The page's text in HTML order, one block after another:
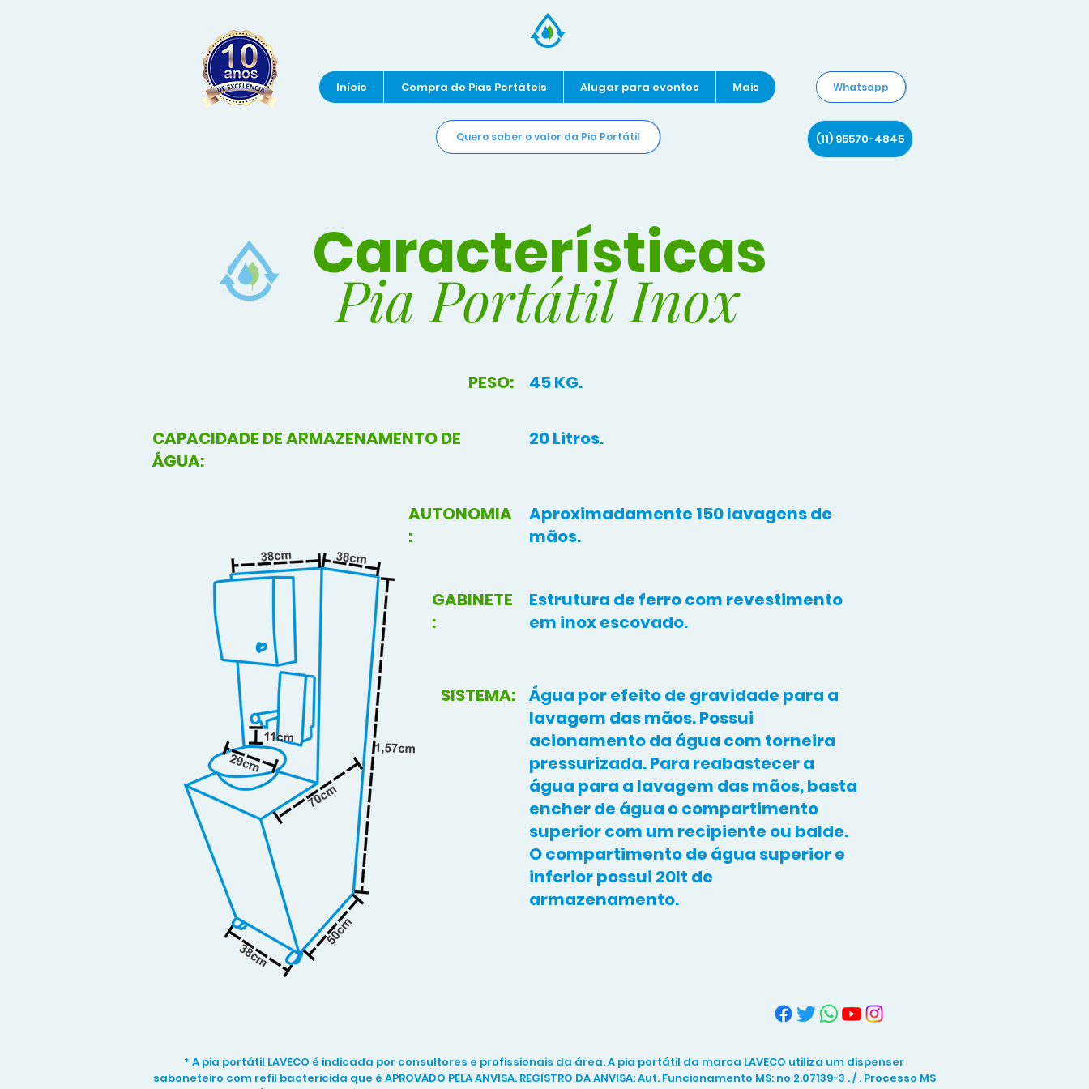
Início Compra de Pias Portáteis Alugar para eventos Mais
Quero saber o valor da Pia Portátil
Whatsapp
(11) 95570-4845
Características
Pia Portátil Inox
PESO: 45 KG.
CAPACIDADE DE ARMAZENAMENTO DE
ÁGUA:
20 Litros.
AUTONOMIA
:
Aproximadamente 150 lavagens de
mãos.
GABINETE
:
Estrutura de ferro com revestimento
em inox escovado.
SISTEMA:
Água por efeito de gravidade para a
lavagem das mãos. Possui
acionamento da água com torneira
pressurizada. Para reabastecer a
água para a lavagem das mãos, basta
encher de água o compartimento
superior com um recipiente ou balde.
O compartimento de água superior e
inferior possui 20lt de
armazenamento.
* A pia portátil LAVECO é indicada por consultores e profissionais da área. A pia portátil da marca LAVECO utiliza um dispenser
saboneteiro com refil bactericida que é APROVADO PELA ANVISA. REGISTRO DA ANVISA: Aut. Funcionamento MS: no 2.07139-3 . / . Processo MS